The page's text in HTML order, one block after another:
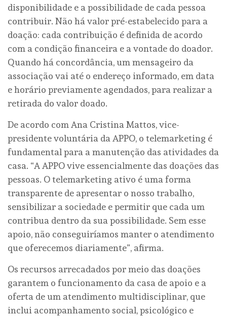
disponibilidade e a possibilidade de cada pessoa
contribuir. Não há valor pré-estabelecido para a
doação: cada contribuição é definida de acordo
com a condição financeira e a vontade do doador.
Quando há concordância, um mensageiro da
associação vai até o endereço informado, em data
e horário previamente agendados, para realizar a
retirada do valor doado.
De acordo com Ana Cristina Mattos, vice-
presidente voluntária da APPO, o telemarketing é
fundamental para a manutenção das atividades da
casa. “A APPO vive essencialmente das doações das
pessoas. O telemarketing ativo é uma forma
transparente de apresentar o nosso trabalho,
sensibilizar a sociedade e permitir que cada um
contribua dentro da sua possibilidade. Sem esse
apoio, não conseguiríamos manter o atendimento
que oferecemos diariamente”, afirma.
Os recursos arrecadados por meio das doações
garantem o funcionamento da casa de apoio e a
oferta de um atendimento multidisciplinar, que
inclui acompanhamento social, psicológico e